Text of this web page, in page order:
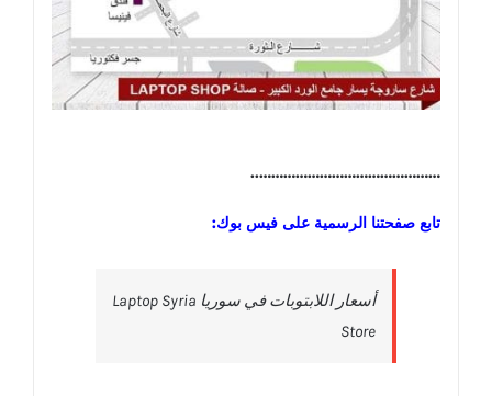
………………………………………..
تابع صفحتنا الرسمية على فيس بوك:
‎أسعار اللابتوبات في سوريا Laptop Syria
Store‎